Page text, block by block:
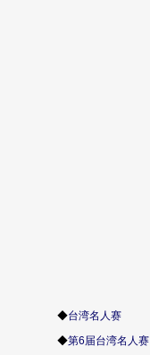
◆台湾名人赛
◆第6届台湾名人赛